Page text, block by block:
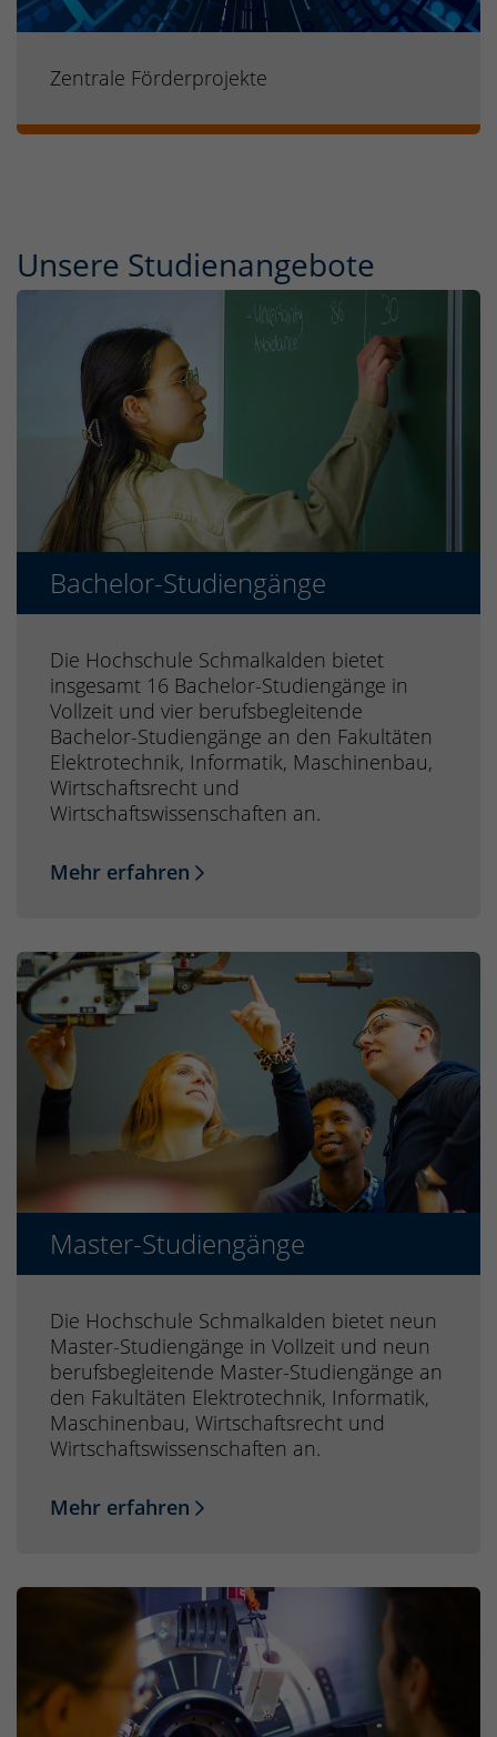
Zentrale Förderprojekte
Unsere Studien­angebote
Bachelor-Studiengänge
Die Hochschule Schmalkalden bietet
insgesamt 16 Bachelor-Studiengänge in
Vollzeit und vier berufsbegleitende
Bachelor-Studiengänge an den Fakultäten
Elektrotechnik, Informatik, Maschinenbau,
Wirtschaftsrecht und
Wirtschaftswissenschaften an.
Mehr erfahren
Master-Studiengänge
Die Hochschule Schmalkalden bietet neun
Master-Studiengänge in Vollzeit und neun
berufsbegleitende Master-Studiengänge an
den Fakultäten Elektrotechnik, Informatik,
Maschinenbau, Wirtschaftsrecht und
Wirtschaftswissenschaften an.
Mehr erfahren